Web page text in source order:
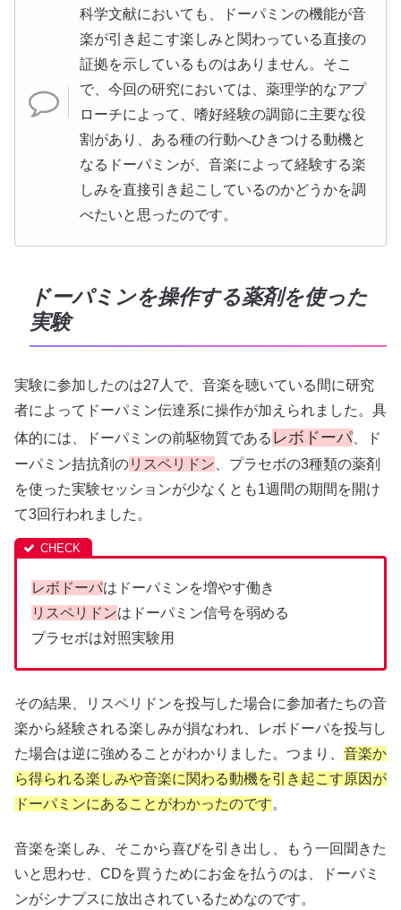
科学文献においても、ドーパミンの機能が音
楽が引き起こす楽しみと関わっている直接の
証拠を示しているものはありません。そこ
で、今回の研究においては、薬理学的なアプ
ローチによって、嗜好経験の調節に主要な役
割があり、ある種の行動へひきつける動機と
なるドーパミンが、音楽によって経験する楽
しみを直接引き起こしているのかどうかを調
べたいと思ったのです。
ドーパミンを操作する薬剤を使った
実験
実験に参加したのは27人で、音楽を聴いている間に研究
者によってドーパミン伝達系に操作が加えられました。具
体的には、ドーパミンの前駆物質である レボドーパ、ド
ーパミン拮抗剤のリスペリドン 、プラセボの3種類の薬剤
を使った実験セッションが少なくとも1週間の期間を開け
て3回行われました。
レボドーパはドーパミンを増やす働き
リスペリドンはドーパミン信号を弱める
プラセボは対照実験用
その結果、リスペリドンを投与した場合に参加者たちの音
楽から経験される楽しみが損なわれ、レボドーパを投与し
た場合は逆に強めることがわかりました。つまり、 音楽か
ら得られる楽しみや音楽に関わる動機を引き起こす原因が
ドーパミンにあることがわかったのです。
音楽を楽しみ、そこから喜びを引き出し、もう一回聞きた
いと思わせ、CDを買うためにお金を払うのは、ドーパミ
ンがシナプスに放出されているためなのです。